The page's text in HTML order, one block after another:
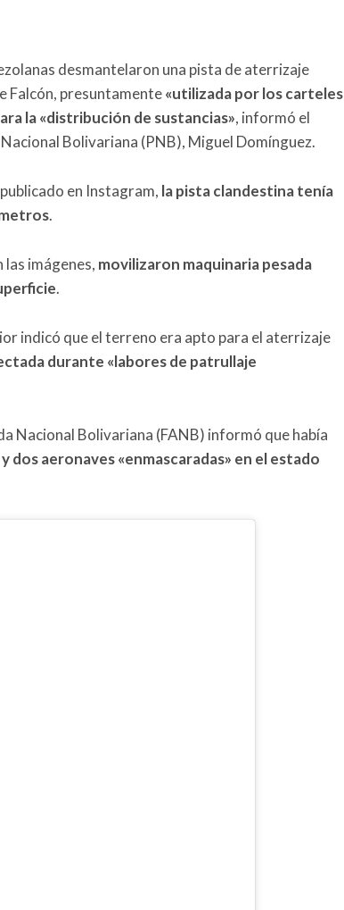
desmantelaron una pista de aterrizaje
Falcón, presuntamente«utilizada por los carteles
la «distribución de sustancias», informó el
Bolivariana (PNB), Miguel Domínguez.
en Instagram, la pista clandestina tenía
.
imágenes, movilizaron maquinaria pesada
.
indicó que el terreno era apto para el aterrizaje
durante «labores de patrullaje
Nacional Bolivariana (FANB) informó que había
aeronaves «enmascaradas» en el estado